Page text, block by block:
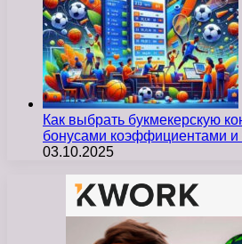
Как выбрать букмекерскую
бонусами коэффициентами
03.10.2025